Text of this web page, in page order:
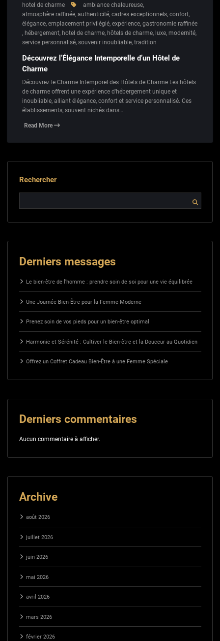
hotel de charme
ambiance chaleureuse,
atmosphère raffinée, authenticité, cadres exceptionnels, confort,
élégance, emplacement privilégié, expérience, gastronomie raffinée
, hébergement, hotel de charme, hôtels de charme, luxe, modernité,
service personnalisé, souvenir inoubliable, tradition
Découvrez l’Élégance Intemporelle d’un Hôtel de
Charme
Découvrez le Charme Intemporel des Hôtels de Charme Les hôtels
de charme offrent une expérience d'hébergement unique et
inoubliable, alliant élégance, confort et service personnalisé. Ces
établissements, souvent nichés dans…
Read More
Rechercher
Derniers messages
Le bien-être de l’homme : prendre soin de soi pour une vie équilibrée
Une Journée Bien-Être pour la Femme Moderne
Prenez soin de vos pieds pour un bien-être optimal
Harmonie et Sérénité : Cultiver le Bien-être et la Douceur au Quotidien
Offrez un Coffret Cadeau Bien-Être à une Femme Spéciale
Derniers commentaires
Aucun commentaire à afficher.
Archive
août 2026
juillet 2026
juin 2026
mai 2026
avril 2026
mars 2026
février 2026